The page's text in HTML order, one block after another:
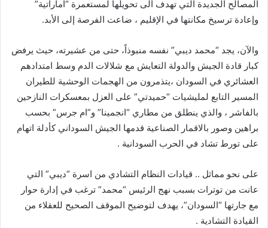
المصالح الجديدة التي تهدف الى تحويلها لمستعمرة “اماراتية”
وإعادة ترسيخ مكانتها في الإقليم ، ضاعت الفرصة إلى الأبد.
والآن، يجد “محمد ديبي” نفسه منبوذاً، حتى من عشيرته، حيث يرفض
كبار قادة الجيش والدولة التعايش مع شلالات الدم وسط امتدادهم
العشائري في السودان ،يتذمرون من الهجمات الوحشية للطيران
المسير التابع لمليشيات “حميدتي” على العزل بمعسكرات النازحين
بالفاشر ، والذي ينطلق من مطاري “انجمينا” و”ام جرس” بحسب
براهين وصور بالاقمار الصناعية قدمها الجيش السوداني كأدلة اتهام
على تورط تشاد في الحرب السودانية .
على نحو مماثل .. قيادات النظام التشادي من اسرة “ديبي” التي
عانت من توترات بسبب نهج الرئيس “محمد” ترغب في إدارة حوار
مع جارتها “السودان”، يهدف لتوضيح الموقف الصحيح للعقلاء من
القيادة التشادية .